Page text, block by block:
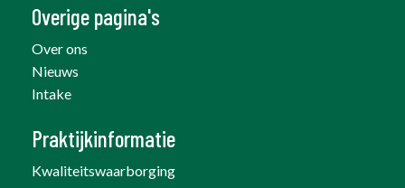
Overige pagina's
Over ons
Nieuws
Intake
Praktijkinformatie
Kwaliteitswaarborging